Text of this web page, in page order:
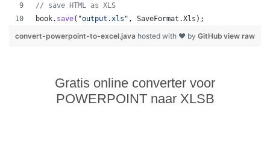
// save HTML as XLS
book. save( "output.xls" , SaveFormat .Xls );
view raw
convert-powerpoint-to-excel.java hosted with ❤ by GitHub
Gratis online converter voor
POWERPOINT naar XLSB